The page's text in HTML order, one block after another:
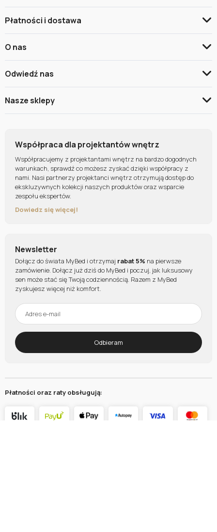
Płatności i dostawa
O nas
Odwiedź nas
Nasze sklepy
Współpraca dla projektantów wnętrz
Współpracujemy z projektantami wnętrz na bardzo dogodnych
warunkach, sprawdź co możesz zyskać dzięki współpracy z
nami. Nasi partnerzy projektanci wnętrz otrzymują dostęp do
ekskluzywnych kolekcji naszych produktów oraz wsparcie
zespołu ekspertów.
Dowiedz się więcej!
Newsletter
Dołącz do świata MyBed i otrzymaj rabat 5% na pierwsze
zamówienie. Dołącz już dziś do MyBed i poczuj, jak luksusowy
sen może stać się Twoją codziennością. Razem z MyBed
zyskujesz więcej niż komfort.
Odbieram
Płatności oraz raty obsługują: